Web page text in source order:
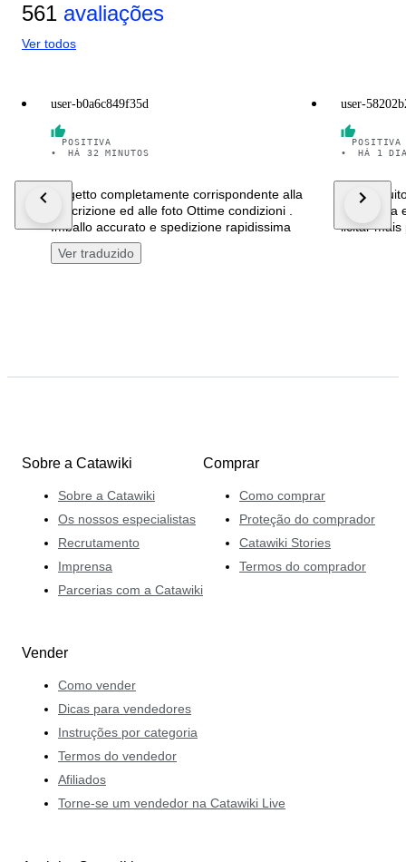
561 avaliações
Ver todos
user-b0a6c849f35d
POSITIVA
•
HÁ 32 MINUTOS
Oggetto completamente corrispondente alla
descrizione ed alle foto Ottime condizioni .
Imballo accurato e spedizione rapidissima
Ver traduzido
user-
POSITIVA
•
HÁ 1
Envio
licitar mais
Sobre a Catawiki
Sobre a Catawiki
Os nossos especialistas
Recrutamento
Imprensa
Parcerias com a Catawiki
Comprar
Como comprar
Proteção do comprador
Catawiki Stories
Termos do comprador
Vender
Como vender
Dicas para vendedores
Instruções por categoria
Termos do vendedor
Afiliados
Torne-se um vendedor na Catawiki Live